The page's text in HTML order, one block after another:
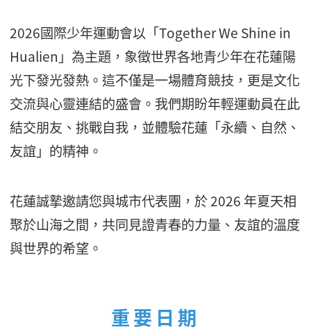
2026國際少年運動會以「Together We Shine in
Hualien」為主題，象徵世界各地青少年在花蓮陽
光下發光發熱。這不僅是一場體育競技，更是文化
交流與心靈連結的盛會。我們期盼年輕運動員在此
結交朋友、挑戰自我，並體驗花蓮「永續、自然、
友誼」的精神。
花蓮誠摯邀請您與城市代表團，於 2026 年夏天相
聚於山海之間，共同見證青春的力量、友誼的溫度
與世界的希望。
重要日期